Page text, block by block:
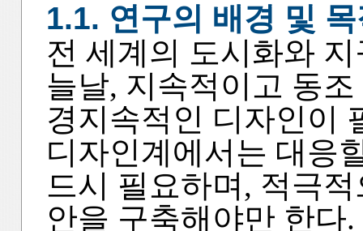
1.1. 연구의 배경 및
전 세계의 도시화와
늘날, 지속적이고 동
경지속적인 디자인이
디자인계에서는 대응
드시 필요하며, 적극
안을 구축해야만 한다.